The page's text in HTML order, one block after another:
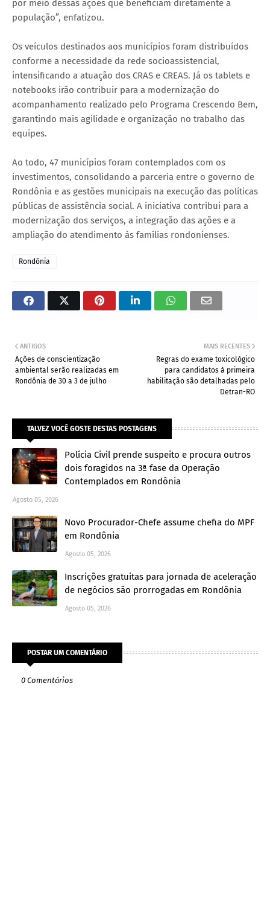
por meio dessas ações que beneficiam diretamente a
população”, enfatizou.
Os veículos destinados aos municípios foram distribuídos
conforme a necessidade da rede socioassistencial,
intensificando a atuação dos CRAS e CREAS. Já os tablets e
notebooks irão contribuir para a modernização do
acompanhamento realizado pelo Programa Crescendo Bem,
garantindo mais agilidade e organização no trabalho das
equipes.
Ao todo, 47 municípios foram contemplados com os
investimentos, consolidando a parceria entre o governo de
Rondônia e as gestões municipais na execução das políticas
públicas de assistência social. A iniciativa contribui para a
modernização dos serviços, a integração das ações e a
ampliação do atendimento às famílias rondonienses.
Rondônia
MAIS RECENTES
Regras do exame toxicológico
para candidatos à primeira
habilitação são detalhadas pelo
Detran-RO
ANTIGOS
Ações de conscientização
ambiental serão realizadas em
Rondônia de 30 a 3 de julho
TALVEZ VOCÊ GOSTE DESTAS POSTAGENS
Polícia Civil prende suspeito e procura outros
dois foragidos na 3ª fase da Operação
Contemplados em Rondônia
Agosto 05, 2026
Novo Procurador-Chefe assume chefia do MPF
em Rondônia
Agosto 05, 2026
Inscrições gratuitas para jornada de aceleração
de negócios são prorrogadas em Rondônia
Agosto 05, 2026
POSTAR UM COMENTÁRIO
0 Comentários